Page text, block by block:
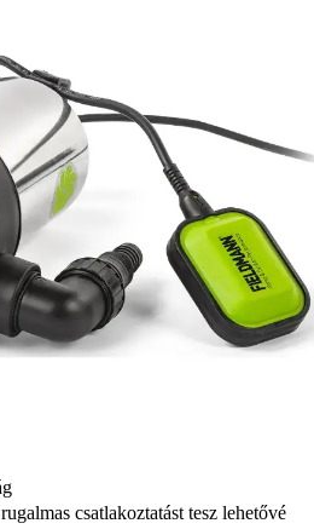
csatlakoztatást tesz lehetővé